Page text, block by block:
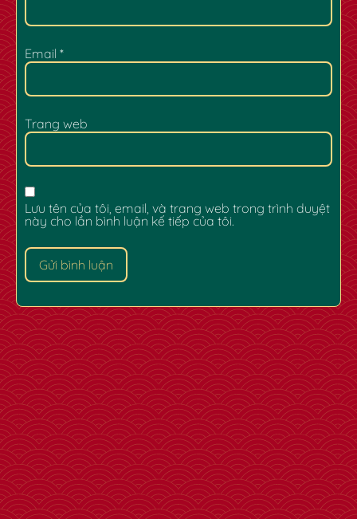
Email *
Trang web
Lưu tên của tôi, email, và trang web trong trình duyệt
này cho lần bình luận kế tiếp của tôi.